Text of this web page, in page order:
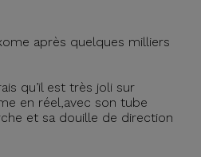
après quelques milliers
qu’il est très joli sur
en réel,avec son tube
et sa douille de direction